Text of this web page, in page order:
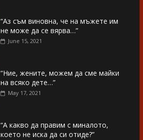
“Аз съм виновна, че на мъжете им
не може да се вярва…”
June 15, 2021
“Ние, жените, можем да сме майки
на всяко дете…”
May 17, 2021
“А какво да правим с миналото,
което не иска да си отиде?”